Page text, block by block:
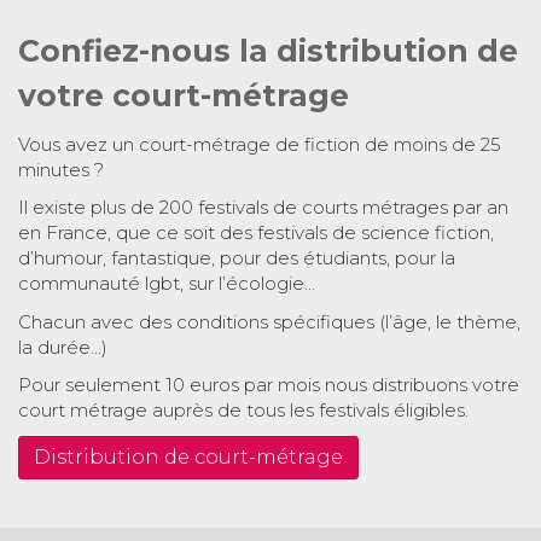
Confiez-nous la distribution de
votre court-métrage
Vous avez un court-métrage de fiction de moins de 25
minutes ?
Il existe plus de 200 festivals de courts métrages par an
en France, que ce soit des festivals de science fiction,
d’humour, fantastique, pour des étudiants, pour la
communauté lgbt, sur l’écologie…
Chacun avec des conditions spécifiques (l’âge, le thème,
la durée…)
Pour seulement 10 euros par mois nous distribuons votre
court métrage auprès de tous les festivals éligibles.
Distribution de court-métrage